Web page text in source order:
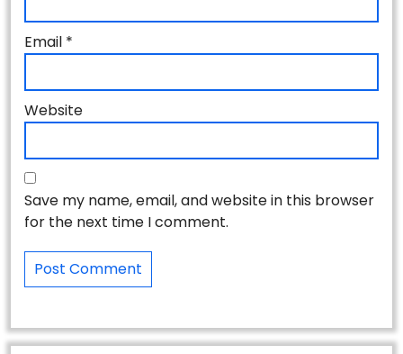
Email *
Website
Save my name, email, and website in this browser
for the next time I comment.